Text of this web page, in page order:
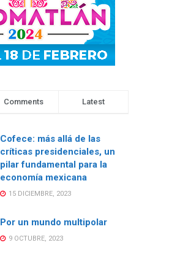
Comments Latest
Cofece: más allá de las
críticas presidenciales, un
pilar fundamental para la
economía mexicana
15 DICIEMBRE, 2023
Por un mundo multipolar
9 OCTUBRE, 2023